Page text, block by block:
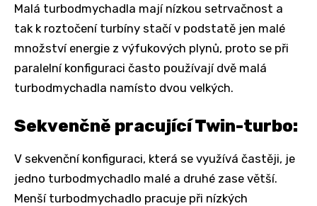
Malá turbodmychadla mají nízkou setrvačnost a
tak k roztočení turbíny stačí v podstatě jen malé
množství energie z výfukových plynů, proto se při
paralelní konfiguraci často používají dvě malá
turbodmychadla namísto dvou velkých.
Sekvenčně pracující Twin-turbo:
V sekvenční konfiguraci, která se využívá častěji, je
jedno turbodmychadlo malé a druhé zase větší.
Menší turbodmychadlo pracuje při nízkých